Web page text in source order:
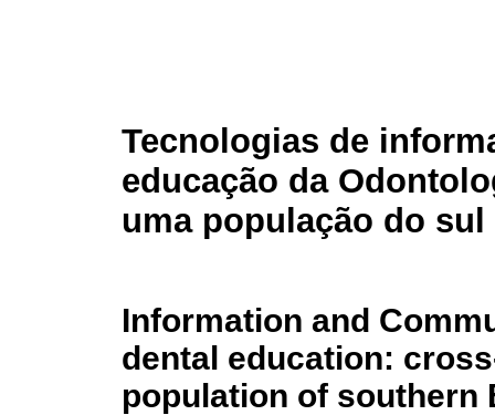
Tecnologias de
educação da
uma população do
Information and
dental education:
population of southern